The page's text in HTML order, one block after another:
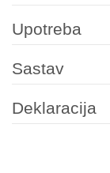
Upotreba
Sastav
Deklaracija